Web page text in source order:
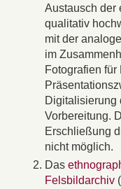
Austausch der
qualitativ
mit der
im
Fotografien
Digitalisierung
Vorbereitung.
Erschließung
nicht möglich.
Das
Felsbildarchiv